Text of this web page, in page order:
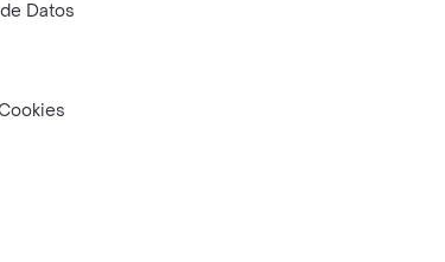
Datos